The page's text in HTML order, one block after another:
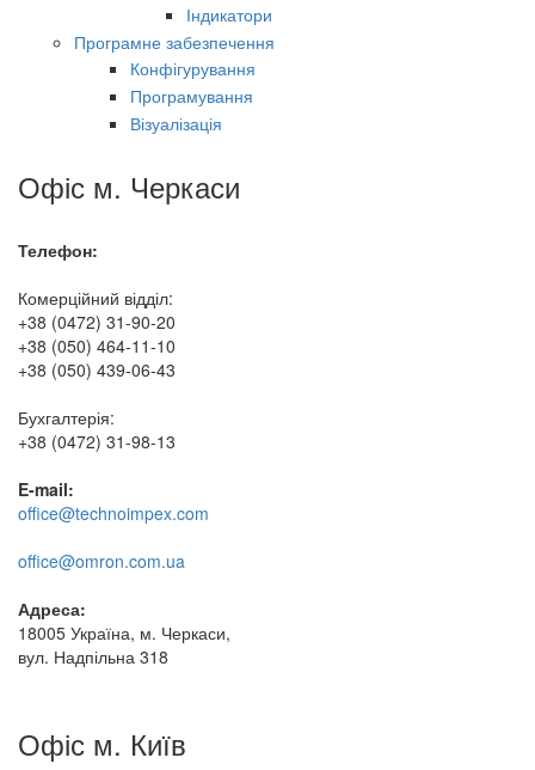
Індикатори
Програмне забезпечення
Конфігурування
Програмування
Візуалізація
Офіс м. Черкаси
Телефон:
Комерційний відділ:
+38 (0472) 31-90-20
+38 (050) 464-11-10
+38 (050) 439-06-43
Бухгалтерія:
+38 (0472) 31-98-13
E-mail:
office@technoimpex.com
office@omron.com.ua
Адреса:
18005 Україна, м. Черкаси,
вул. Надпільна 318
Офіс м. Київ